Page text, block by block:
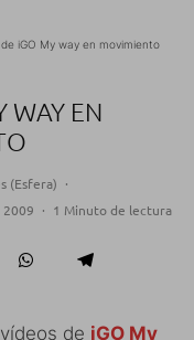
iGO My way en movimiento
WAY EN
(Esfera) ·
2009 · 1 Minuto de lectura
de iGO My